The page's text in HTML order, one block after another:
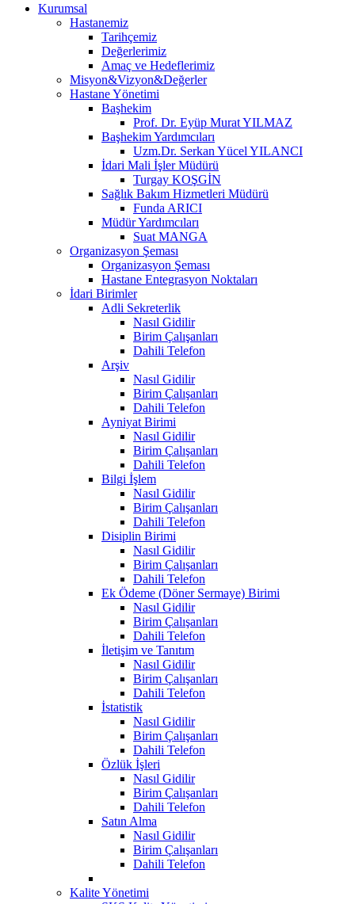
Kurumsal
Hastanemiz
Tarihçemiz
Değerlerimiz
Amaç ve Hedeflerimiz
Misyon&Vizyon&Değerler
Hastane Yönetimi
Başhekim
Prof. Dr. Eyüp Murat YILMAZ
Başhekim Yardımcıları
Uzm.Dr. Serkan Yücel YILANCI
İdari Mali İşler Müdürü
Turgay KOŞGİN
Sağlık Bakım Hizmetleri Müdürü
Funda ARICI
Müdür Yardımcıları
Suat MANGA
Organizasyon Şeması
Organizasyon Şeması
Hastane Entegrasyon Noktaları
İdari Birimler
Adli Sekreterlik
Nasıl Gidilir
Birim Çalışanları
Dahili Telefon
Arşiv
Nasıl Gidilir
Birim Çalışanları
Dahili Telefon
Ayniyat Birimi
Nasıl Gidilir
Birim Çalışanları
Dahili Telefon
Bilgi İşlem
Nasıl Gidilir
Birim Çalışanları
Dahili Telefon
Disiplin Birimi
Nasıl Gidilir
Birim Çalışanları
Dahili Telefon
Ek Ödeme (Döner Sermaye) Birimi
Nasıl Gidilir
Birim Çalışanları
Dahili Telefon
İletişim ve Tanıtım
Nasıl Gidilir
Birim Çalışanları
Dahili Telefon
İstatistik
Nasıl Gidilir
Birim Çalışanları
Dahili Telefon
Özlük İşleri
Nasıl Gidilir
Birim Çalışanları
Dahili Telefon
Satın Alma
Nasıl Gidilir
Birim Çalışanları
Dahili Telefon
Kalite Yönetimi